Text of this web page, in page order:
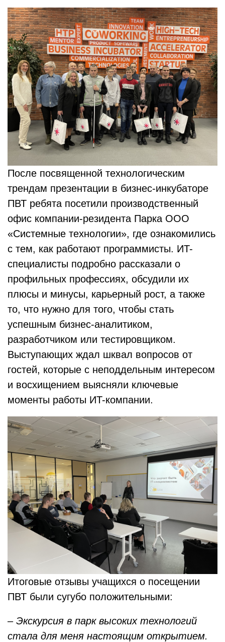
После посвященной технологическим
трендам презентации в бизнес-инкубаторе
ПВТ ребята посетили производственный
офис компании-резидента Парка ООО
«Системные технологии», где ознакомились
с тем, как работают программисты. ИT-
специалисты подробно рассказали о
профильных профессиях, обсудили их
плюсы и минусы, карьерный рост, а также
то, что нужно для того, чтобы стать
успешным бизнес-аналитиком,
разработчиком или тестировщиком.
Выступающих ждал шквал вопросов от
гостей, которые с неподдельным интересом
и восхищением выясняли ключевые
моменты работы ИT-компании.
Итоговые отзывы учащихся о посещении
ПВТ были сугубо положительными:
– Экскурсия в парк высоких технологий
стала для меня настоящим открытием.